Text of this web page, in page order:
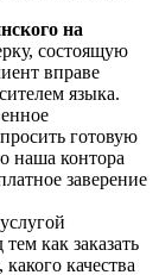
на
состоящую
вправе
языка.
готовую
наша контора
заверение
как заказать
качества